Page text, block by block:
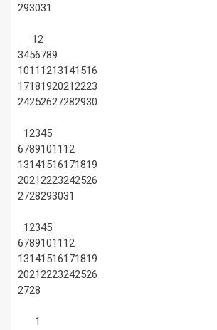
293031
12
3456789
1011 1213141516
17181920212223
24252627282930
12345
67891011 12
13141516171819
20212223242526
2728293031
12345
67891011 12
13141516171819
20212223242526
2728
1